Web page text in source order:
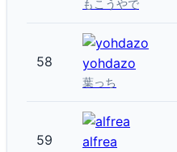
もこうやで
58 yohdazo
葉っち
59 alfrea